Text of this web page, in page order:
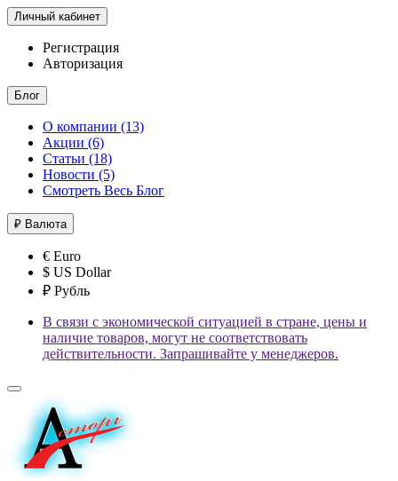
Личный кабинет
Регистрация
Авторизация
Блог
О компании (13)
Акции (6)
Статьи (18)
Новости (5)
Смотреть Весь Блог
₽ Валюта
€ Euro
$ US Dollar
₽ Рубль
В связи с экономической ситуацией в стране, цены и
наличие товаров, могут не соответствовать
действительности. Запрашивайте у менеджеров.